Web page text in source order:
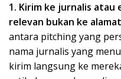
1. Kirim ke jurnalis
relevan bukan ke
antara pitching yang
nama jurnalis yang
kirim langsung ke